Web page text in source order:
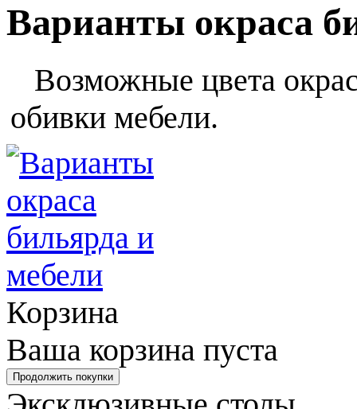
Варианты окраса
Возможные цвета
обивки мебели.
Корзина
Ваша корзина пуста